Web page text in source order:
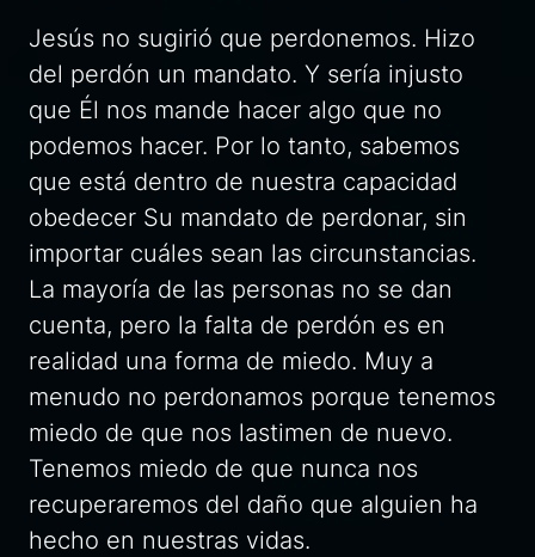
Jesús no sugirió que perdonemos. Hizo
del perdón un mandato. Y sería injusto
que Él nos mande hacer algo que no
podemos hacer. Por lo tanto, sabemos
que está dentro de nuestra capacidad
obedecer Su mandato de perdonar, sin
importar cuáles sean las circunstancias.
La mayoría de las personas no se dan
cuenta, pero la falta de perdón es en
realidad una forma de miedo. Muy a
menudo no perdonamos porque tenemos
miedo de que nos lastimen de nuevo.
Tenemos miedo de que nunca nos
recuperaremos del daño que alguien ha
hecho en nuestras vidas.